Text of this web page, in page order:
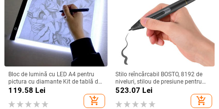
Bloc de lumină cu LED A4 pentru
pictura cu diamante Kit de tablă de
lumină alimentată prin USB Tabletă
grafică digitală pentru bloc de
desen Tablă de pictură artistică
119.58 Lei
add_shopping_cart
Stilo reîncărcabil BOSTO, 8192 de
niveluri, stilou de presiune pentru
tableta de desen BOSTO
13HD/16HD/16HDK/16HDT/22UX
523.07 Lei
add_shopping_cart